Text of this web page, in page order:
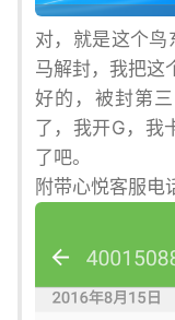
对，就是这个
马解封，我把这
好的，被封第
了，我开G，我
了吧。
附带心悦客服电